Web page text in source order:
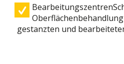
gestanzten und